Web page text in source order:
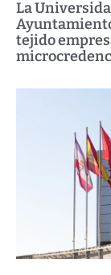
La
tejido